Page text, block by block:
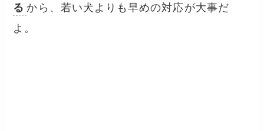
る から、若い犬よりも早めの対応が大事だ
よ。